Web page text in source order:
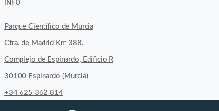
on
Facebook
on
Twitter
on
Instagram
INFO
Parque Científico de Murcia
Ctra. de Madrid Km 388.
Complejo de Espinardo, Edificio R
30100 Espinardo (Murcia)
+34 625 362 814